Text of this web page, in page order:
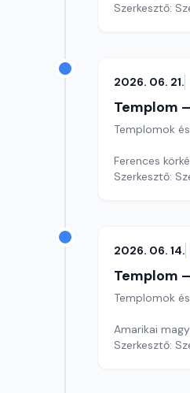
Szerkesztő:
2026. 06. 21.
Templom
Templomok
Ferences
Szerkesztő:
2026. 06. 14.
Templom
Templomok
Amarikai
Szerkesztő: